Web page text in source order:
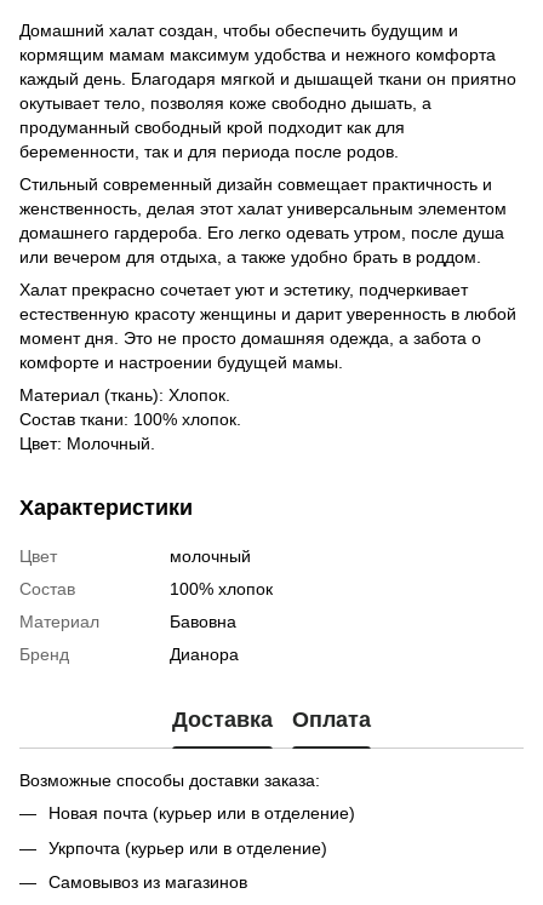
Домашний халат создан, чтобы обеспечить будущим и
кормящим мамам максимум удобства и нежного комфорта
каждый день. Благодаря мягкой и дышащей ткани он приятно
окутывает тело, позволяя коже свободно дышать, а
продуманный свободный крой подходит как для
беременности, так и для периода после родов.
Стильный современный дизайн совмещает практичность и
женственность, делая этот халат универсальным элементом
домашнего гардероба. Его легко одевать утром, после душа
или вечером для отдыха, а также удобно брать в роддом.
Халат прекрасно сочетает уют и эстетику, подчеркивает
естественную красоту женщины и дарит уверенность в любой
момент дня. Это не просто домашняя одежда, а забота о
комфорте и настроении будущей мамы.
Материал (ткань): Хлопок.
Состав ткани: 100% хлопок.
Цвет: Молочный.
Характеристики
Цвет
молочный
Состав
100% хлопок
Материал
Бавовна
Бренд
Дианора
Доставка Оплата
Возможные способы доставки заказа:
Новая почта (курьер или в отделение)
Укрпочта (курьер или в отделение)
Самовывоз из магазинов